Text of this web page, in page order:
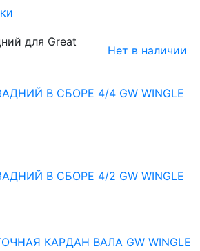
для Great
Нет в наличии
В СБОРЕ 4/4 GW WINGLE
В СБОРЕ 4/2 GW WINGLE
КАРДАН ВАЛА GW WINGLE